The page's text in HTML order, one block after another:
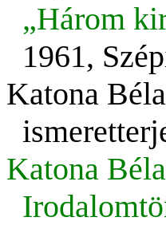
„Három
1961,
Katona
Katona